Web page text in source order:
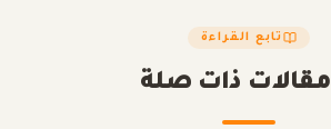
تابع القراءة
مقالات ذات صلة